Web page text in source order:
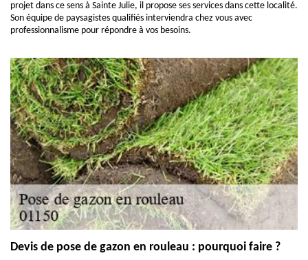
projet dans ce sens à Sainte Julie, il propose ses services dans cette localité.
Son équipe de paysagistes qualifiés interviendra chez vous avec
professionnalisme pour répondre à vos besoins.
Devis de pose de gazon en rouleau : pourquoi faire ?